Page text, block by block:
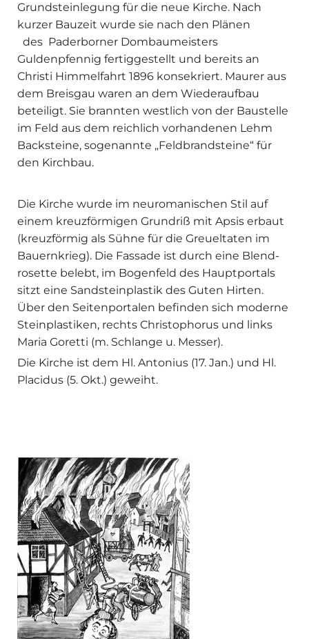
Grundsteinlegung für die neue Kirche. Nach
kurzer Bauzeit wurde sie nach den Plänen
des Paderborner Dombaumeisters
Guldenpfennig fertiggestellt und bereits an
Christi Himmelfahrt 1896 konse­kriert. Maurer aus
dem Breisgau waren an dem Wiederaufbau
beteiligt. Sie brannten westlich von der Baustelle
im Feld aus dem reichlich vorhandenen Lehm
Backsteine, sogenannte „Feldbrandsteine“ für
den Kirchbau.
Die Kirche wurde im neuromanischen Stil auf
einem kreuz­förmigen Grundriß mit Apsis erbaut
(kreuz­förmig als Sühne für die Greueltaten im
Bau­ernkrieg). Die Fassade ist durch eine Blend­
rosette belebt, im Bogenfeld des Hauptportals
sitzt eine Sandsteinplastik des Guten Hirten.
Über den Seitenportalen befinden sich moderne
Steinplastiken, rechts Christophorus und links
Maria Goretti (m. Schlange u. Messer).
Die Kirche ist dem Hl. Antonius (17. Jan.) und Hl.
Placidus (5. Okt.) geweiht.